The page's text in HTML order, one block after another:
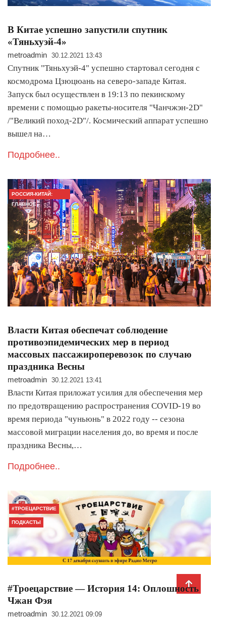
В Китае успешно запустили спутник
«Тяньхуэй-4»
metroadmin 30.12.2021 13:43
Спутник "Тяньхуэй-4" успешно стартовал сегодня с
космодрома Цзюцюань на северо-западе Китая.
Запуск был осуществлен в 19:13 по пекинскому
времени с помощью ракеты-носителя "Чанчжэн-2D"
/"Великий поход-2D"/. Космический аппарат успешно
вышел на…
Подробнее..
РОССИЯ-КИТАЙ:
ГЛАВНОЕ
Власти Китая обеспечат соблюдение
противоэпидемических мер в период
массовых пассажироперевозок по случаю
праздника Весны
metroadmin 30.12.2021 13:41
Власти Китая приложат усилия для обеспечения мер
по предотвращению распространения COVID-19 во
время периода "чуньюнь" в 2022 году -- сезона
массовой миграции населения до, во время и после
праздника Весны,…
Подробнее..
#ТРОЕЦАРСТВИЕ
ПОДКАСТЫ
#Троецарствие — История 14: Оплошность
Чжан Фэя
metroadmin 30.12.2021 09:09